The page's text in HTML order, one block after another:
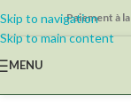
Skip to navigation
Skip to main content
Paiement à
MENU